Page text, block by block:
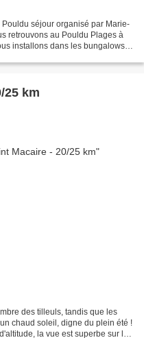
séjour organisé par Marie-
retrouvons au Pouldu Plages à
installons dans les bungalows
25 km
des tilleuls, tandis que les
chaud soleil, digne du plein été !
la vue est superbe sur la